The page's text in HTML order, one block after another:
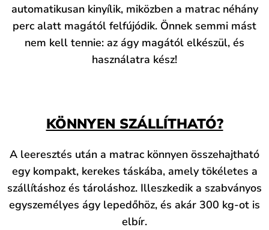
automatikusan kinyílik, miközben a matrac néhány
perc alatt magától felfújódik. Önnek semmi mást
nem kell tennie: az ágy magától elkészül, és
használatra kész!
KÖNNYEN SZÁLLÍTHATÓ?
A leeresztés után a matrac könnyen összehajtható
egy kompakt, kerekes táskába, amely tökéletes a
szállításhoz és tároláshoz. Illeszkedik a szabványos
egyszemélyes ágy lepedőhöz, és akár 300 kg-ot is
elbír.